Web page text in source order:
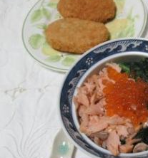
堂」
の
日